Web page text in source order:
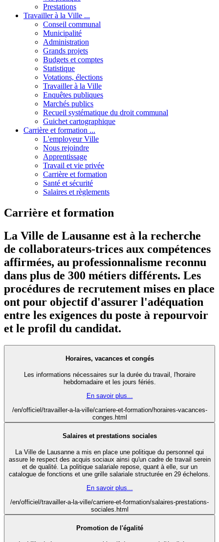
Prestations
Travailler à la Ville ...
Conseil communal
Municipalité
Administration
Grands projets
Budgets et comptes
Statistique
Votations, élections
Travailler à la Ville
Enquêtes publiques
Marchés publics
Recueil systématique du droit communal
Guichet cartographique
Carrière et formation ...
L'employeur Ville
Nous rejoindre
Apprentissage
Travail et vie privée
Carrière et formation
Santé et sécurité
Salaires et règlements
Carrière et formation
La Ville de Lausanne est à la recherche
de collaborateurs-trices aux compétences
affirmées, au professionnalisme reconnu
dans plus de 300 métiers différents. Les
procédures de recrutement mises en place
ont pour objectif d'assurer l'adéquation
entre les exigences du poste à repourvoir
et le profil du candidat.
Horaires, vacances et congés
Les informations nécessaires sur la durée du travail, l'horaire
hebdomadaire et les jours fériés.
En savoir plus...
/en/officiel/travailler-a-la-ville/carriere-et-formation/horaires-vacances-
conges.html
Salaires et prestations sociales
La Ville de Lausanne a mis en place une politique du personnel qui
assure le respect des acquis sociaux ainsi qu'un cadre de travail serein
et de qualité. La politique salariale repose, quant à elle, sur un
catalogue de fonctions et une grille salariale structurée en 29 échelons.
En savoir plus...
/en/officiel/travailler-a-la-ville/carriere-et-formation/salaires-prestations-
sociales.html
Promotion de l'égalité